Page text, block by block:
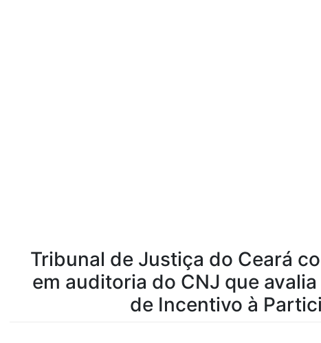
Tribunal de Justiça do Ceará
em auditoria do CNJ que
de Incentivo à